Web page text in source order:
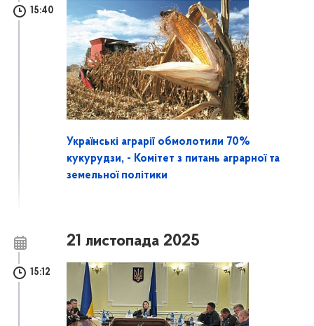
15:40
Українські аграрії обмолотили 70%
кукурудзи, - Комітет з питань аграрної та
земельної політики
21 листопада 2025
15:12